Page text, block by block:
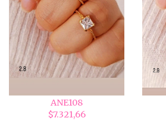
ANE108
$7.321,66